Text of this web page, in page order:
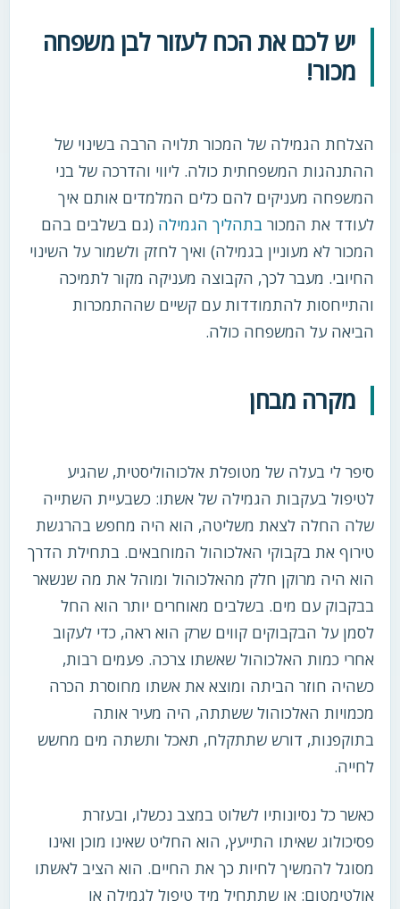
יש לכם את הכח לעזור לבן משפחה
מכור!
הצלחת הגמילה של המכור תלויה הרבה בשינוי של
ההתנהגות המשפחתית כולה. ליווי והדרכה של בני
המשפחה מעניקים להם כלים המלמדים אותם איך
לעודד את המכור בתהליך הגמילה (גם בשלבים בהם
המכור לא מעוניין בגמילה) ואיך לחזק ולשמור על השינוי
החיובי. מעבר לכך, הקבוצה מעניקה מקור לתמיכה
והתייחסות להתמודדות עם קשיים שההתמכרות
הביאה על המשפחה כולה.
מקרה מבחן
סיפר לי בעלה של מטופלת אלכוהוליסטית, שהגיע
לטיפול בעקבות הגמילה של אשתו: כשבעיית השתייה
שלה החלה לצאת משליטה, הוא היה מחפש בהרגשת
טירוף את בקבוקי האלכוהול המוחבאים. בתחילת הדרך
הוא היה מרוקן חלק מהאלכוהול ומוהל את מה שנשאר
בבקבוק עם מים. בשלבים מאוחרים יותר הוא החל
לסמן על הבקבוקים קווים שרק הוא ראה, כדי לעקוב
אחרי כמות האלכוהול שאשתו צרכה. פעמים רבות,
כשהיה חוזר הביתה ומוצא את אשתו מחוסרת הכרה
מכמויות האלכוהול ששתתה, היה מעיר אותה
בתוקפנות, דורש שתתקלח, תאכל ותשתה מים מחשש
לחייה.
כאשר כל נסיונותיו לשלוט במצב נכשלו, ובעזרת
פסיכולוג שאיתו התייעץ, הוא החליט שאינו מוכן ואינו
מסוגל להמשיך לחיות כך את החיים. הוא הציב לאשתו
אולטימטום: או שתתחיל מיד טיפול לגמילה או